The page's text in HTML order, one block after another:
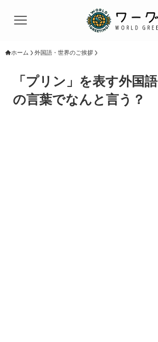
ホーム 外国語・世界のご挨拶
「プリン」を表す外国
の言葉でなんと言う？